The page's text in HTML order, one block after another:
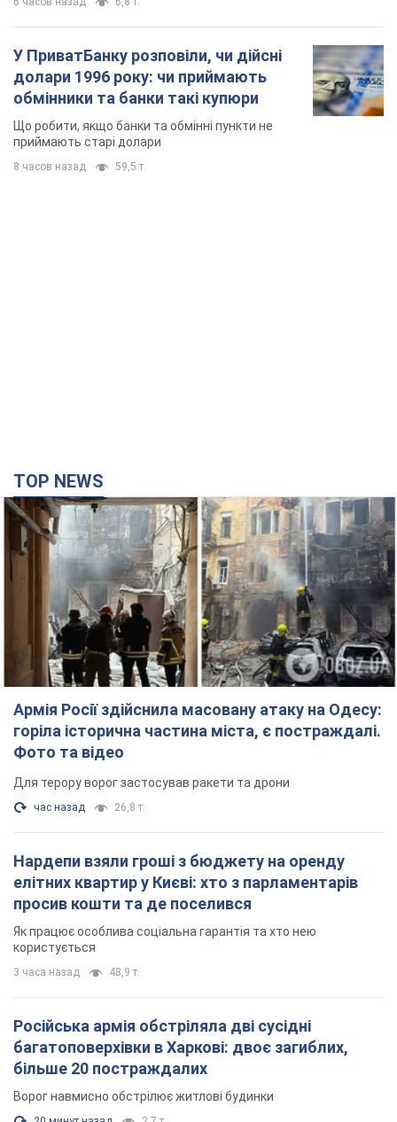
У ПриватБанку розповіли, чи дійсні
долари 1996 року: чи приймають
обмінники та банки такі купюри
Що робити, якщо банки та обмінні пункти не
приймають старі долари
8 часов назад 59,5 т.
TOP NEWS
Армія Росії здійснила масовану атаку на Одесу:
горіла історична частина міста, є постраждалі.
Фото та відео
Для терору ворог застосував ракети та дрони
час назад 26,8 т.
Нардепи взяли гроші з бюджету на оренду
елітних квартир у Києві: хто з парламентарів
просив кошти та де поселився
Як працює особлива соціальна гарантія та хто нею
користується
3 часа назад 48,9 т.
Російська армія обстріляла дві сусідні
багатоповерхівки в Харкові: двоє загиблих,
більше 20 постраждалих
Ворог навмисно обстрілює житлові будинки